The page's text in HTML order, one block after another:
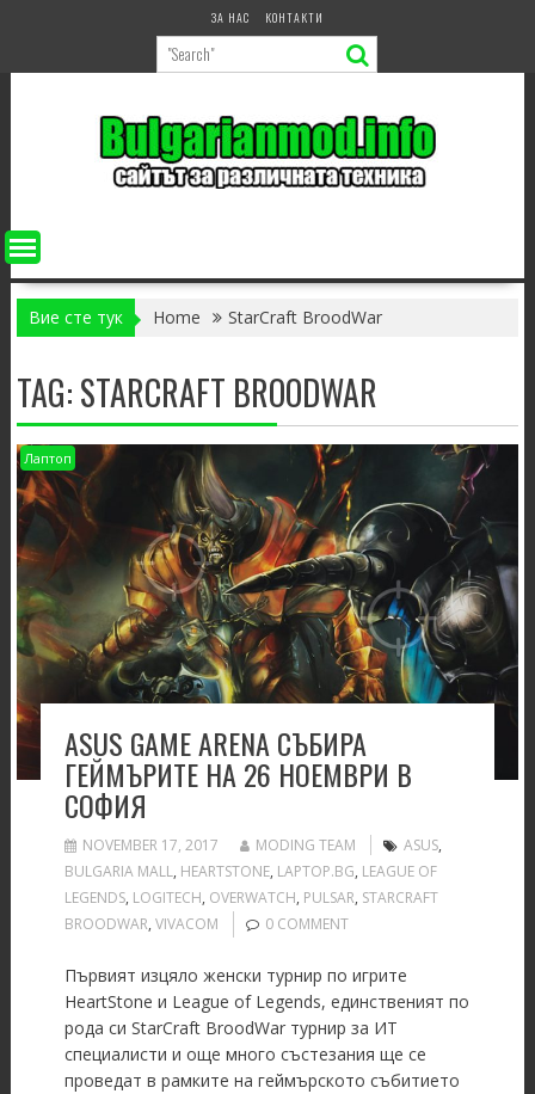
ЗА НАС КОНТАКТИ
Вие сте тук Home StarCraft BroodWar
TAG:STARCRAFT BROODWAR
Лаптоп
ASUS GAME ARENA СЪБИРА
ГЕЙМЪРИТЕ НА 26 НОЕМВРИ В
СОФИЯ
NOVEMBER 17, 2017 MODING TEAM ASUS,
BULGARIA MALL, HEARTSTONE, LAPTOP.BG, LEAGUE OF
LEGENDS, LOGITECH, OVERWATCH, PULSAR, STARCRAFT
BROODWAR, VIVACOM 0 COMMENT
Първият изцяло женски турнир по игрите
HeartStone и League of Legends, единственият по
рода си StarCraft BroodWar турнир за ИТ
специалисти и още много състезания ще се
проведат в рамките на геймърското събитието